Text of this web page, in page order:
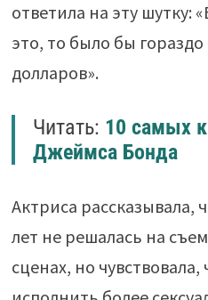
ответила на эту шутку:
это, то было бы
долларов».
Читать: 10 самых
Джеймса Бонда
Актриса рассказывала,
лет не решалась на
сценах, но